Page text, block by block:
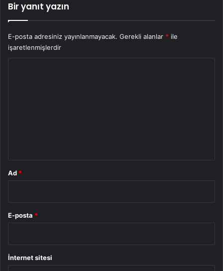
Bir yanıt yazın
E-posta adresiniz yayınlanmayacak. Gerekli alanlar * ile
işaretlenmişlerdir
Ad *
E-posta *
İnternet sitesi